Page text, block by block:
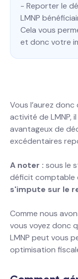
- Reporter le
LMNP
Cela vous
et donc votre
Vous l’aurez
activité de LMNP,
avantageux de
excédentaires
A noter : sous le
déficit comptable
s'impute sur le
Comme nous
vous voyez donc
LMNP peut vous
optimisation